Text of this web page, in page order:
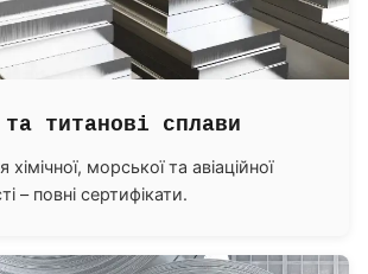
титанові сплави
морської та авіаційної
– повні сертифікати.